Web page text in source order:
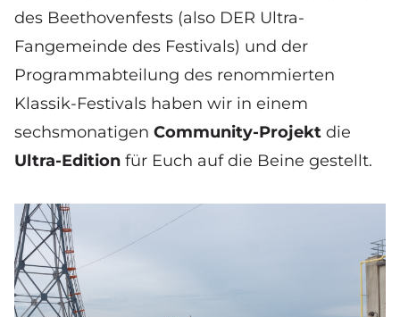
des Beethovenfests (also DER Ultra-
Fangemeinde des Festivals) und der
Programmabteilung des renommierten
Klassik-Festivals haben wir in einem
sechsmonatigen Community-Projekt die
Ultra-Edition für Euch auf die Beine gestellt.